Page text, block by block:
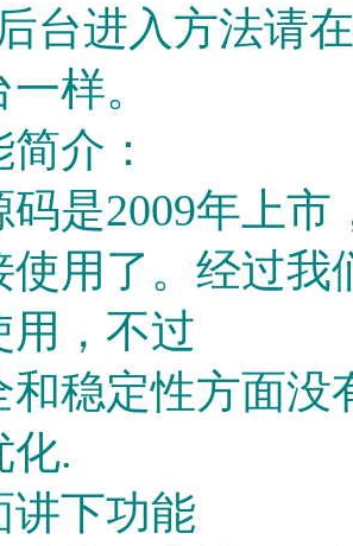
台进入方法请
样。
介：
码是2009年上
使用了。经过我
用，不过
和稳定性方面没
化.
讲下功能